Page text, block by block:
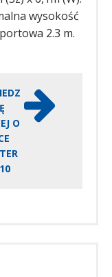
wysokość
2.3 m.
O